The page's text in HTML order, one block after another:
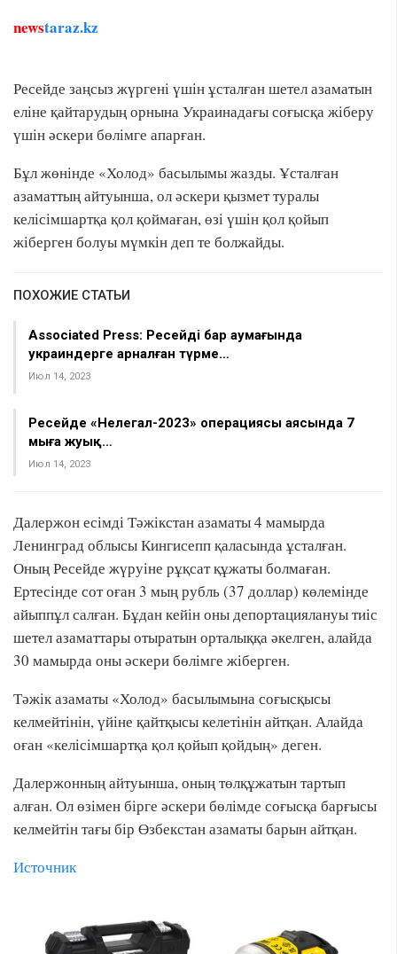
newstaraz.kz
Ресейде заңсыз жүргені үшін ұсталған шетел азаматын
еліне қайтарудың орнына Украинадағы соғысқа жіберу
үшін әскери бөлімге апарған.
Бұл жөнінде «Холод» басылымы жазды. Ұсталған
азаматтың айтуынша, ол әскери қызмет туралы
келісімшартқа қол қоймаған, өзі үшін қол қойып
жіберген болуы мүмкін деп те болжайды.
ПОХОЖИЕ СТАТЬИ
Associated Press: Ресейдің бар аумағында
украиндерге арналған түрме…
Июл 14, 2023
Ресейде «Нелегал-2023» операциясы аясында 7
мыңға жуық…
Июл 14, 2023
Далержон есімді Тәжікстан азаматы 4 мамырда
Ленинград облысы Кингисепп қаласында ұсталған.
Оның Ресейде жүруіне рұқсат құжаты болмаған.
Ертесінде сот оған 3 мың рубль (37 доллар) көлемінде
айыппұл салған. Бұдан кейін оны депортациялануы тиіс
шетел азаматтары отыратын орталыққа әкелген, алайда
30 мамырда оны әскери бөлімге жіберген.
Тәжік азаматы «Холод» басылымына соғысқысы
келмейтінін, үйіне қайтқысы келетінін айтқан. Алайда
оған «келісімшартқа қол қойып қойдың» деген.
Далержонның айтуынша, оның төлқұжатын тартып
алған. Ол өзімен бірге әскери бөлімде соғысқа барғысы
келмейтін тағы бір Өзбекстан азаматы барын айтқан.
Источник